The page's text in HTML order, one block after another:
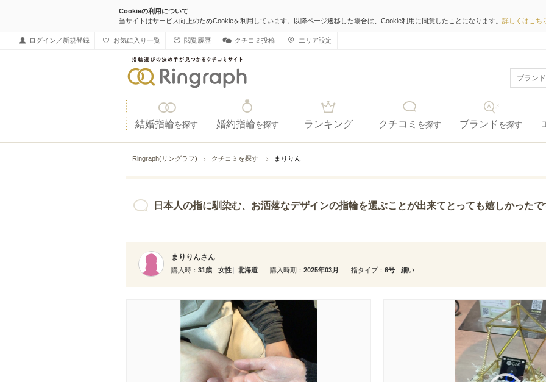
Cookieの利用について
当サイトはサービス向上のためCookieを利用しています。以降ページ遷移した場合は、Cookie利用に同意したことになります。 詳しくはこち
ログイン／新規登録 お気に入り一覧 閲覧履歴 クチコミ投稿 エリア設定
結婚指輪を探す 婚約指輪を探す ランキング クチコミ を探す ブランド を探す
Ringraph(リングラフ) クチコミを探す まりりん
日本人の指に馴染む、お洒落なデザインの指輪を選ぶことが出来てとっても嬉しかったです！既製品を購入するタイプのお店ではなかなか無いデ
まりりんさん
購入時 31歳 女性 北海道 購入時期 2025年03月 指タイプ 6号 細い